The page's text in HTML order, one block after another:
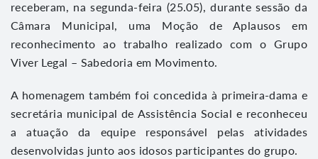
receberam, na segunda-feira (25.05), durante sessão da
Câmara Municipal, uma Moção de Aplausos em
reconhecimento ao trabalho realizado com o Grupo
Viver Legal – Sabedoria em Movimento.
A homenagem também foi concedida à primeira-dama e
secretária municipal de Assistência Social e reconheceu
a atuação da equipe responsável pelas atividades
desenvolvidas junto aos idosos participantes do grupo.